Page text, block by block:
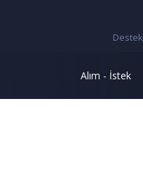
Destek
Alım - İstek